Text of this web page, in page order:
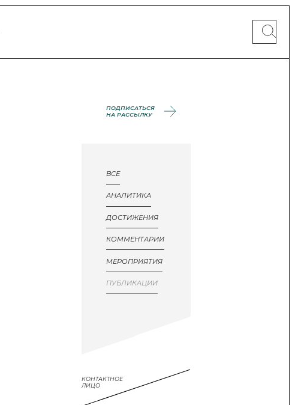
ПОДПИСАТЬСЯ
НА РАССЫЛКУ
ВСЕ
АНАЛИТИКА
ДОСТИЖЕНИЯ
КОММЕНТАРИИ
МЕРОПРИЯТИЯ
ПУБЛИКАЦИИ
КОНТАКТНОЕ
ЛИЦО